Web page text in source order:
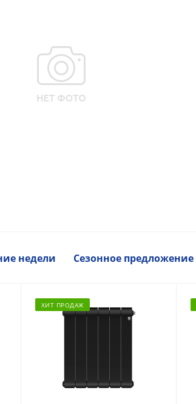
недели Сезонное предложение
ХИТ ПРОДАЖ